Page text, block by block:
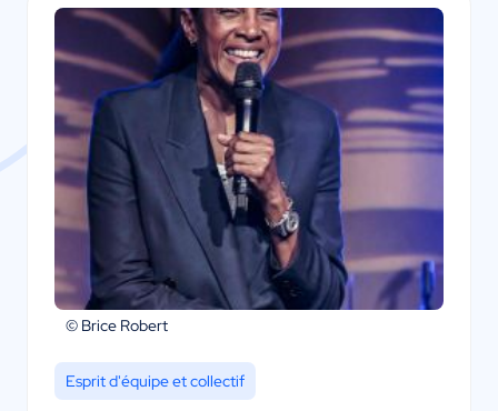
© Brice Robert
Esprit d'équipe et collectif